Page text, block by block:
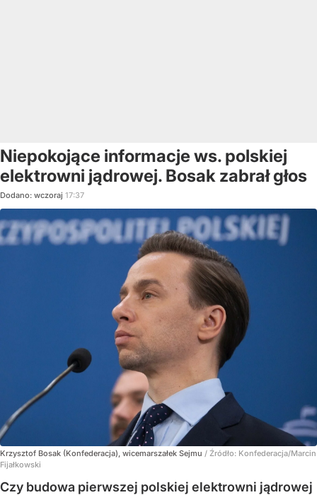
Niepokojące informacje ws. polskiej
elektrowni jądrowej. Bosak zabrał głos
Dodano: wczoraj 17:37
Krzysztof Bosak (Konfederacja), wicemarszałek Sejmu / Źródło: Konfederacja/Marcin
Fijałkowski
Czy budowa pierwszej polskiej elektrowni jądrowej